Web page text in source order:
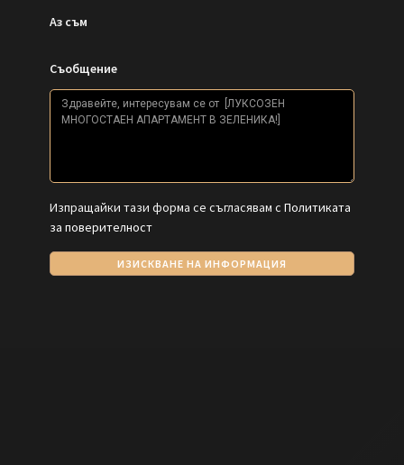
Аз съм
Съобщение
Изпращайки тази форма се съгласявам с Политиката
за поверителност
ИЗИСКВАНЕ НА ИНФОРМАЦИЯ